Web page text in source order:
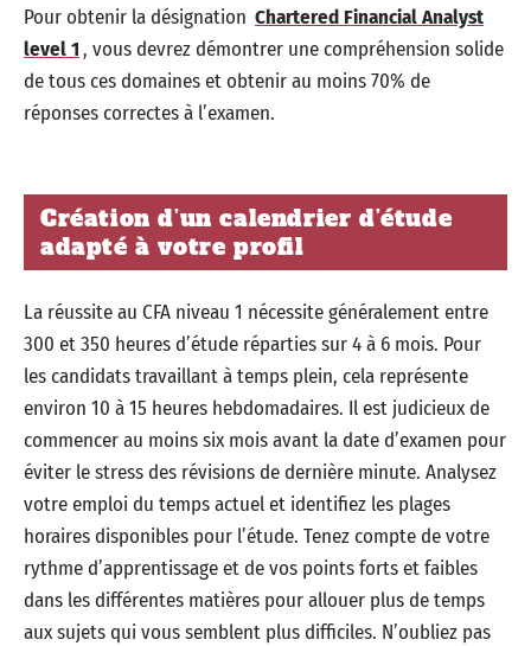
Pour obtenir la désignation Chartered Financial Analyst
level 1, vous devrez démontrer une compréhension solide
de tous ces domaines et obtenir au moins 70% de
réponses correctes à l’examen.
Création d’un calendrier d’étude
adapté à votre profil
La réussite au CFA niveau 1 nécessite généralement entre
300 et 350 heures d’étude réparties sur 4 à 6 mois. Pour
les candidats travaillant à temps plein, cela représente
environ 10 à 15 heures hebdomadaires. Il est judicieux de
commencer au moins six mois avant la date d’examen pour
éviter le stress des révisions de dernière minute. Analysez
votre emploi du temps actuel et identifiez les plages
horaires disponibles pour l’étude. Tenez compte de votre
rythme d’apprentissage et de vos points forts et faibles
dans les différentes matières pour allouer plus de temps
aux sujets qui vous semblent plus difficiles. N’oubliez pas